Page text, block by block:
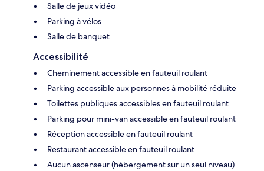
Salle de jeux vidéo
Parking à vélos
Salle de banquet
Accessibilité
Cheminement accessible en fauteuil roulant
Parking accessible aux personnes à mobilité réduite
Toilettes publiques accessibles en fauteuil roulant
Parking pour mini-van accessible en fauteuil roulant
Réception accessible en fauteuil roulant
Restaurant accessible en fauteuil roulant
Aucun ascenseur (hébergement sur un seul niveau)